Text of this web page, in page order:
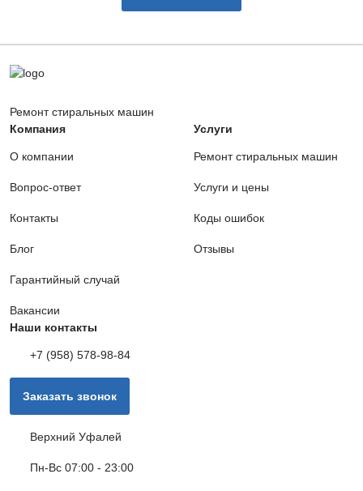
Ремонт стиральных машин
Компания
О компании
Вопрос-ответ
Контакты
Блог
Гарантийный случай
Вакансии
Услуги
Ремонт стиральных машин
Услуги и цены
Коды ошибок
Отзывы
Наши контакты
+7 (958) 578-98-84
Заказать звонок
Верхний Уфалей
Пн-Вс 07:00 - 23:00